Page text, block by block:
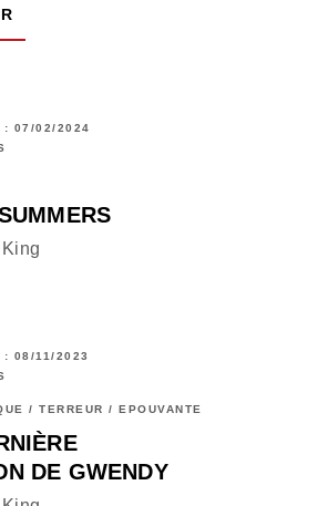
: 07/02/2024
: 08/11/2023
/ TERREUR / EPOUVANTE
DE GWENDY